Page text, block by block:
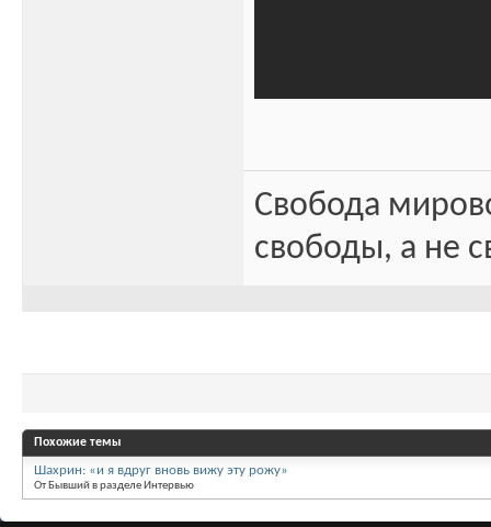
Свобода
свободы, а не
Похожие темы
Шахрин: «и я вдруг вновь вижу эту рожу»
От Бывший в разделе Интервью